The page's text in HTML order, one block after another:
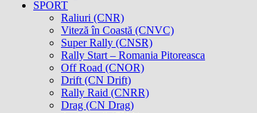
SPORT
Raliuri (CNR)
Viteză în Coastă (CNVC)
Super Rally (CNSR)
Rally Start – Romania Pitoreasca
Off Road (CNOR)
Drift (CN Drift)
Rally Raid (CNRR)
Drag (CN Drag)